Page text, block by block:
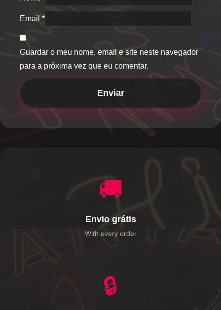
Email *
Guardar o meu nome, email e site neste navegador
para a próxima vez que eu comentar.
🚚
Envio grátis
With every order
🔒